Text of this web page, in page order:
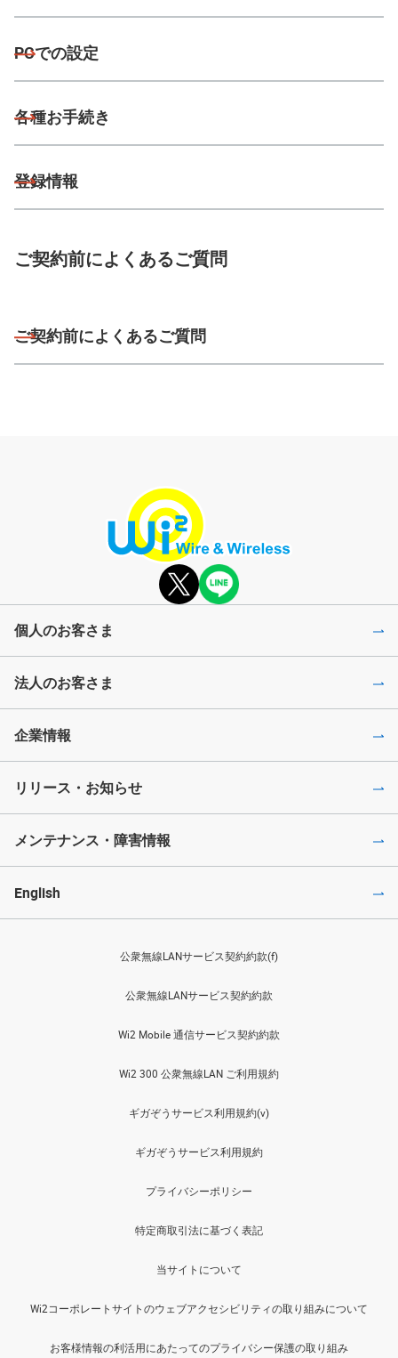
PCでの設定
各種お手続き
登録情報
ご契約前によくあるご質問
ご契約前によくあるご質問
個人のお客さま
法人のお客さま
企業情報
リリース・お知らせ
メンテナンス・障害情報
English
公衆無線LANサービス契約約款(f)
公衆無線LANサービス契約約款
Wi2 Mobile 通信サービス契約約款
Wi2 300 公衆無線LAN ご利用規約
ギガぞうサービス利用規約(v)
ギガぞうサービス利用規約
プライバシーポリシー
特定商取引法に基づく表記
当サイトについて
Wi2コーポレートサイトのウェブアクセシビリティの取り組みについて
お客様情報の利活用にあたってのプライバシー保護の取り組み